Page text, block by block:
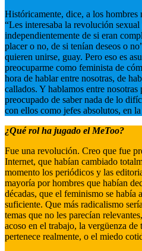
Históricamente, dice, a los hombres
“Les interesaba la revolución
independientemente de si eran
placer o no, de si tenían deseos o
quieren unirse, guay. Pero eso es
preocuparme como feminista de
hora de hablar entre nosotras, de
callados. Y hablamos entre
preocupado de saber nada de lo
con ellos como jefes absolutos, en
¿Qué rol ha jugado el MeToo?
Fue una revolución. Creo que fue
Internet, que habían cambiado
momento los periódicos y las
mayoría por hombres que habían
décadas, que el feminismo se había
suficiente. Que más radicalismo
temas que no les parecían
acoso en el trabajo, la vergüenza
pertenece realmente, o el miedo